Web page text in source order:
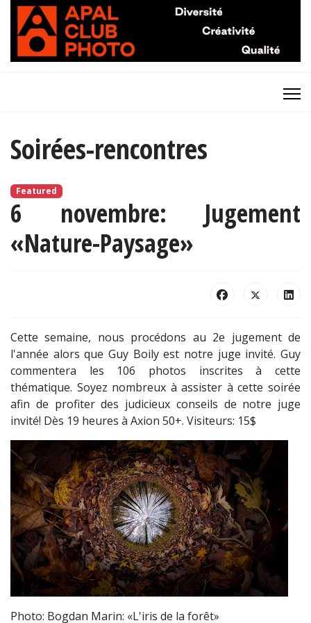
Soirées-rencontres
Featured
6 novembre: Jugement
«Nature-Paysage»
Cette semaine, nous procédons au 2e jugement de
l'année alors que Guy Boily est notre juge invité. Guy
commentera les 106 photos inscrites à cette
thématique. Soyez nombreux à assister à cette soirée
afin de profiter des judicieux conseils de notre juge
invité! Dès 19 heures à Axion 50+. Visiteurs: 15$
Photo: Bogdan Marin: «L'iris de la forêt»